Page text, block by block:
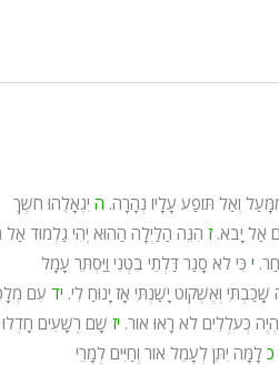
וְאַל תּוֹפַע עָלָיו נְהָרָה. ה יִגְאָלֻהוּ חֹשֶׁךְ
אַל יָבֹא.ז הִנֵּה הַלַּיְלָה הַהוּא יְהִי גַלְמוּד
י כִּי לֹא סָגַר דַּלְתֵי בִטְנִי וַיַּסְתֵּר עָמָל
שָׁכַבְתִּי וְאֶשְׁקוֹט יָשַׁנְתִּי אָז יָנוּחַ לִי. יד עִם
כְּעֹלְלִים לֹא רָאוּ אוֹר. יז שָׁם רְשָׁעִים חָדְלוּ
כ לָמָּה יִתֵּן לְעָמֵל אוֹר וְחַיִּים לְמָרֵי